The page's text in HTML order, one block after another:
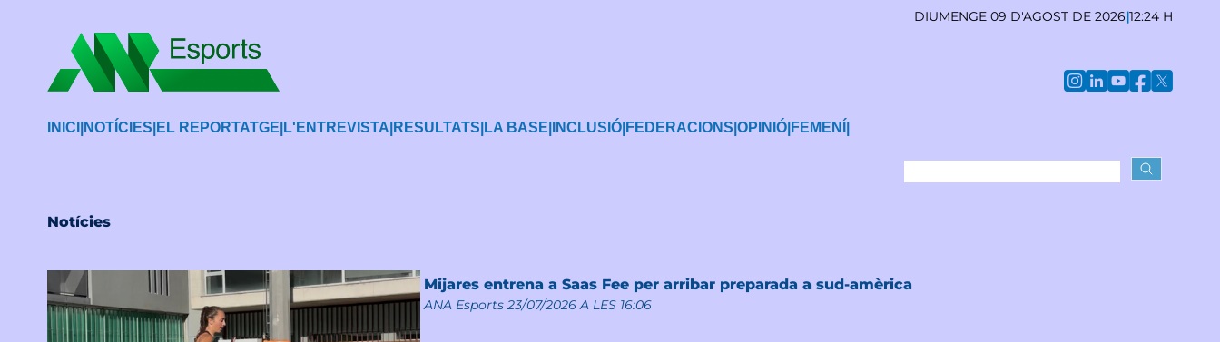
DIUMENGE 09 D'AGOST DE 2026|12:24 H
INICI NOTÍCIES EL REPORTATGE L'ENTREVISTA RESULTATS LA BASE INCLUSIÓ FEDERACIONS OPINIÓ FEMENÍ
Notícies
Mijares entrena a Saas Fee per arribar preparada a sud-amèrica
ANA Esports 23/07/2026 A LES 16:06